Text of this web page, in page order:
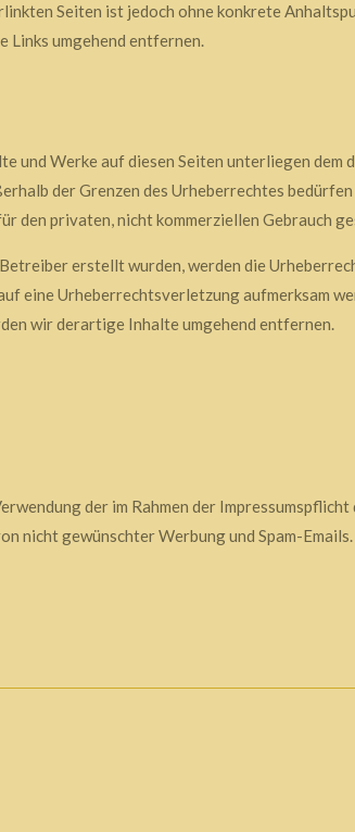
Seiten ist jedoch ohne konkrete
Links umgehend entfernen.
und Werke auf diesen Seiten unterliegen
der Grenzen des Urheberrechtes
den privaten, nicht kommerziellen Gebrauch
erstellt wurden, werden die
eine Urheberrechtsverletzung aufmerksam
wir derartige Inhalte umgehend entfernen.
der im Rahmen der
nicht gewünschter Werbung und Spam-